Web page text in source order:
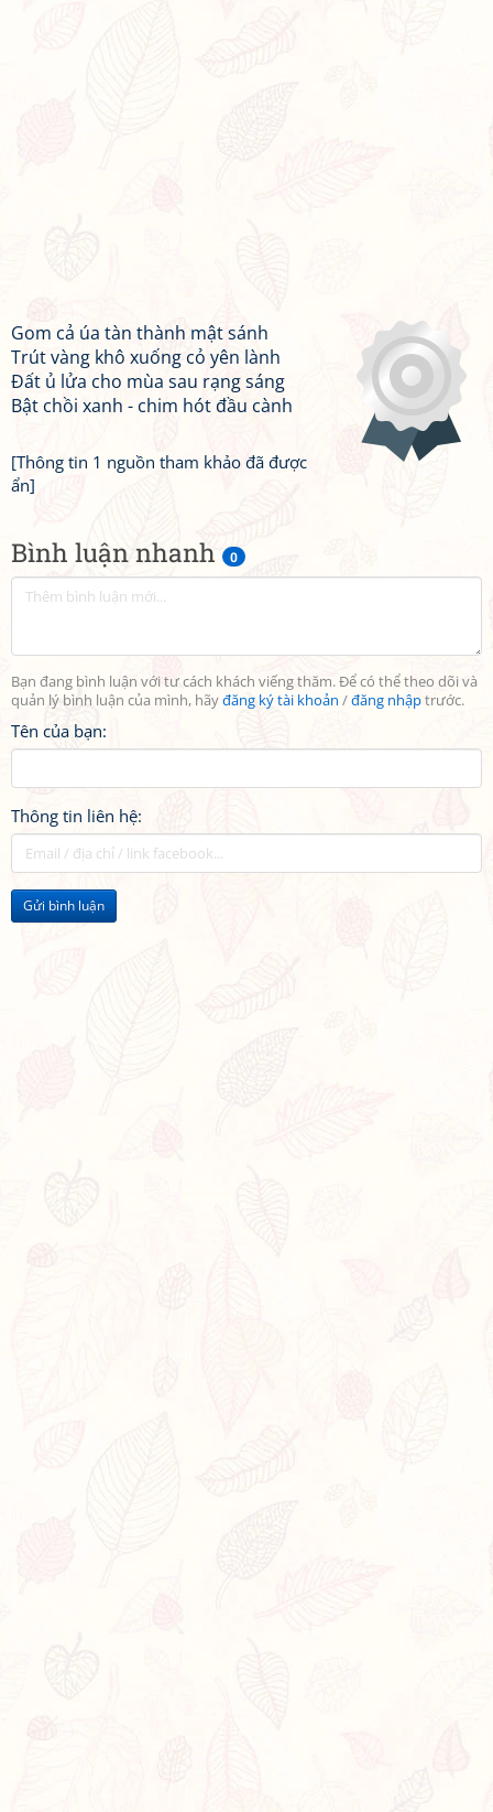
Bình luận nhanh 0
Bạn đang bình luận với tư cách khách viếng thăm. Để có thể theo dõi và
quản lý bình luận của mình, hãyđăng ký tài khoản /đăng nhậptrước.
Tên của bạn:
Thông tin liên hệ:
Gửi bình luận
Gom cả úa tàn thành mật sánh
Trút vàng khô xuống cỏ yên lành
Đất ủ lửa cho mùa sau rạng sáng
Bật chồi xanh - chim hót đầu cành
[Thông tin 1 nguồn tham khảo đã được
ẩn]